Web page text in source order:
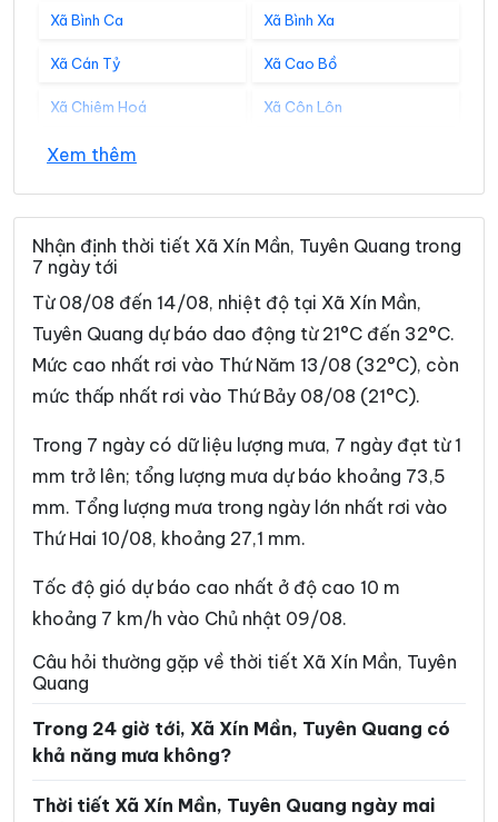
Xã Bình Ca Xã Bình Xa
Xã Cán Tỷ Xã Cao Bồ
Xã Chiêm Hoá Xã Côn Lôn
Xã Đồng Tâm
Xã Đồng Văn Xã Đồng Yên
Xã Du Già Xã Đường Hồng
Xã Đường Thượng
Xã Hàm Yên Xã Hồ Thầu
Xã Hòa An Xã Hoàng Su Phì
Xã Hồng Sơn Xã Hồng Thái
Xã Hùng An Xã Hùng Đức
Xã Hùng Lợi Xã Khâu Vai
Xã Khuôn Lùng Xã Kiên Đài
Xã Kiến Thiết Xã Kim Bình
Xã Lâm Bình Xã Lao Chải
Xã Liên Hiệp Xã Linh Hồ
Xã Lũng Cú
Xã Lũng Phìn
Xã Mậu Duệ Xã Mèo Vạc
Xem thêm
Nhận định thời tiết Xã Xín Mần, Tuyên Quang trong
7 ngày tới
Từ 08/08 đến 14/08, nhiệt độ tại Xã Xín Mần,
Tuyên Quang dự báo dao động từ 21°C đến 32°C.
Mức cao nhất rơi vào Thứ Năm 13/08 (32°C), còn
mức thấp nhất rơi vào Thứ Bảy 08/08 (21°C).
Trong 7 ngày có dữ liệu lượng mưa, 7 ngày đạt từ 1
mm trở lên; tổng lượng mưa dự báo khoảng 73,5
mm. Tổng lượng mưa trong ngày lớn nhất rơi vào
Thứ Hai 10/08, khoảng 27,1 mm.
Tốc độ gió dự báo cao nhất ở độ cao 10 m
khoảng 7 km/h vào Chủ nhật 09/08.
Câu hỏi thường gặp về thời tiết Xã Xín Mần, Tuyên
Quang
Trong 24 giờ tới, Xã Xín Mần, Tuyên Quang có
khả năng mưa không?
Thời tiết Xã Xín Mần, Tuyên Quang ngày mai